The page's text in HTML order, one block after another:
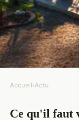
5 raisons
Accueil›Actu
Ce qu'il faut